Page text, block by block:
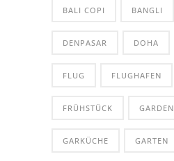
BALI COPI BANGLI
DENPASAR DOHA
FLUG FLUGHAFEN
FRÜHSTÜCK GARDEN
GARKÜCHE GARTEN